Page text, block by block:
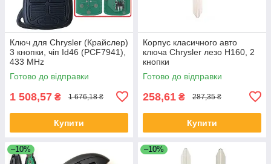
Ключ для Chrysler (Крайслер)
3 кнопки, чіп Id46 (PCF7941),
433 MHz
Готово до відправки
1 508,57 ₴ 1 676,18 ₴
Купити
Корпус класичного авто
ключа Chrysler лезо Н160, 2
кнопки
Готово до відправки
258,61 ₴ 287,35 ₴
Купити
–10% –10%